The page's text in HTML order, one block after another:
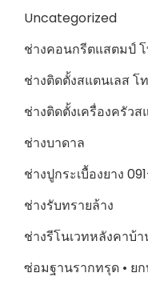
Uncategorized
ช่างคอนกรีตแสตมป์
ช่างติดตั้งสแตนเลส โ
ช่างติดตั้งเครื่องครัวส
ช่างบาดาล
ช่างปูกระเบื้องยาง
ช่างรับทรายล้าง
ช่างรีโนเวทหลังคาบ้
ซ่อมฐานรากทรุด • ย